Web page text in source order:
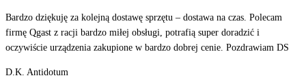
Bardzo dziękuję za kolejną dostawę sprzętu – dostawa na czas. Polecam
firmę Qgast z racji bardzo miłej obsługi, potrafią super doradzić i
oczywiście urządzenia zakupione w bardzo dobrej cenie. Pozdrawiam DS
D.K. Antidotum